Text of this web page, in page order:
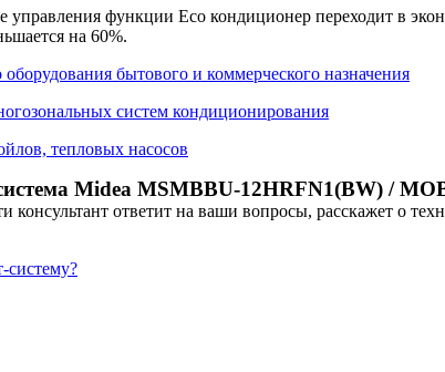
управления функции Eco кондиционер переходит в
на 60%.
бытового и коммерческого назначения
систем кондиционирования
тепловых насосов
Midea MSMBBU-12HRFN1(BW) /
консультант ответит на ваши вопросы, расскажет о
систему?